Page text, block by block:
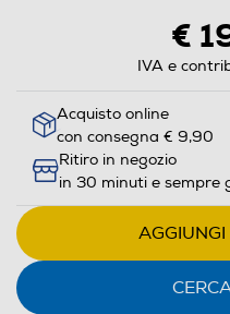
€
IVA e
Acquisto online
con consegna € 9,90
Ritiro in negozio
in 30 minuti e sempre